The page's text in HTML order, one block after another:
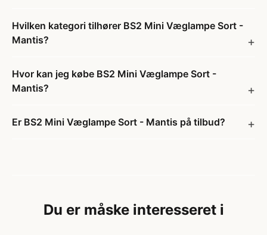
Hvilken kategori tilhører BS2 Mini Væglampe Sort -
Mantis?
Hvor kan jeg købe BS2 Mini Væglampe Sort -
Mantis?
Er BS2 Mini Væglampe Sort - Mantis på tilbud?
Du er måske interesseret i